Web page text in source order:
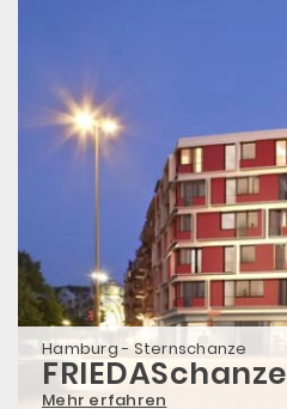
Hamburg - Sternschanze
FRIEDASchanze
Mehr erfahren